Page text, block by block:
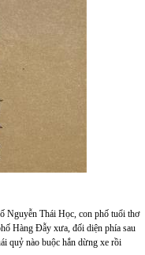
Nguyễn Thái Học, con phố tuổi thơ
Hàng Đẫy xưa, đối diện phía sau
quỷ nào buộc hắn dừng xe rồi